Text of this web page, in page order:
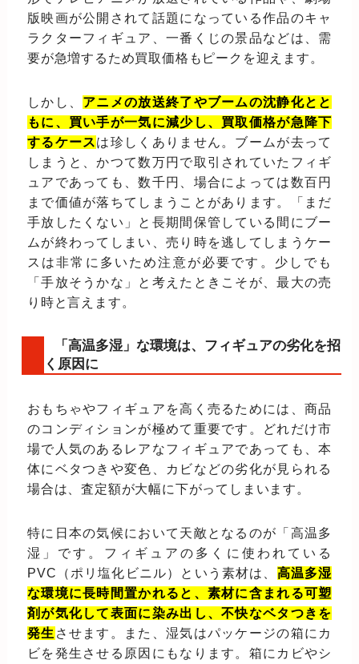
版映画が公開されて話題になっている作品のキャ
ラクターフィギュア、一番くじの景品などは、需
要が急増するため買取価格もピークを迎えます。
しかし、 アニメの放送終了やブームの沈静化とと
もに、買い手が一気に減少し、買取価格が急降下
するケースは珍しくありません。ブームが去って
しまうと、かつて数万円で取引されていたフィギ
ュアであっても、数千円、場合によっては数百円
まで価値が落ちてしまうことがあります。「まだ
手放したくない」と長期間保管している間にブー
ムが終わってしまい、売り時を逃してしまうケー
スは非常に多いため注意が必要です。少しでも
「手放そうかな」と考えたときこそが、最大の売
り時と言えます。
「高温多湿」な環境は、フィギュアの劣化を招
く原因に
おもちゃやフィギュアを高く売るためには、商品
のコンディションが極めて重要です。どれだけ市
場で人気のあるレアなフィギュアであっても、本
体にベタつきや変色、カビなどの劣化が見られる
場合は、査定額が大幅に下がってしまいます。
特に日本の気候において天敵となるのが「高温多
湿」です。フィギュアの多くに使われている
PVC（ポリ塩化ビニル）という素材は、 高温多湿
な環境に長時間置かれると、素材に含まれる可塑
剤が気化して表面に染み出し、不快なベタつきを
発生 させます。また、湿気はパッケージの箱にカ
ビを発生させる原因にもなります。箱にカビやシ